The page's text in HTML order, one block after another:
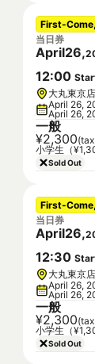
First-
当日券
April26,
12:00
大丸東京
April 26,
April 26,
一般
¥2,300
小学生（
Sold Out
First-
当日券
April26,
12:30
大丸東京
April 26,
April 26,
一般
¥2,300
小学生（
Sold Out